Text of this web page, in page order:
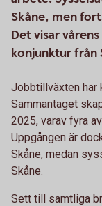
Skåne, men
Det visar
konjunktur från
Jobbtillväxten har
Sammantaget
2025, varav fyra
Uppgången är
Skåne, medan
Skåne.
Sett till samtliga